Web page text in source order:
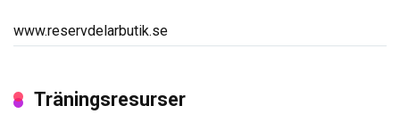
www.reservdelarbutik.se
Träningsresurser